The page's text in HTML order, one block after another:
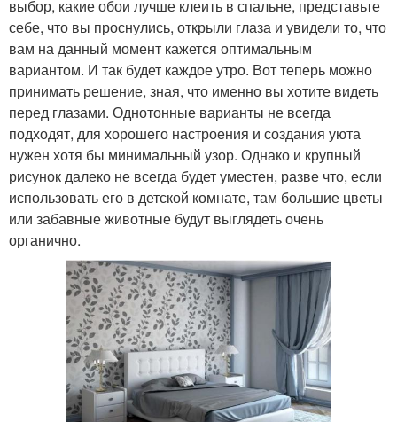
выбор, какие обои лучше клеить в спальне, представьте
себе, что вы проснулись, открыли глаза и увидели то, что
вам на данный момент кажется оптимальным
вариантом. И так будет каждое утро. Вот теперь можно
принимать решение, зная, что именно вы хотите видеть
перед глазами. Однотонные варианты не всегда
подходят, для хорошего настроения и создания уюта
нужен хотя бы минимальный узор. Однако и крупный
рисунок далеко не всегда будет уместен, разве что, если
использовать его в детской комнате, там большие цветы
или забавные животные будут выглядеть очень
органично.